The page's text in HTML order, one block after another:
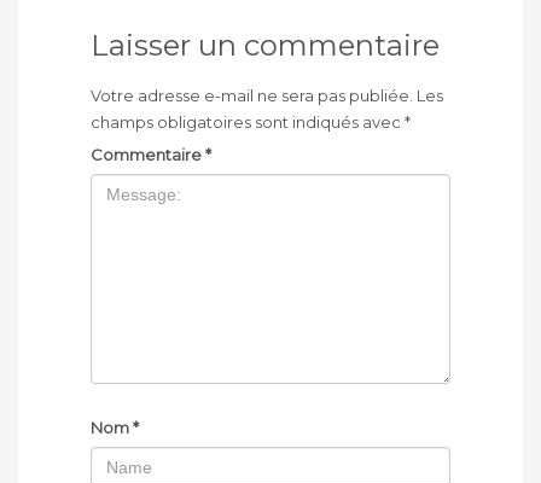
Laisser un commentaire
Votre adresse e-mail ne sera pas publiée. Les
champs obligatoires sont indiqués avec *
Commentaire*
Nom*